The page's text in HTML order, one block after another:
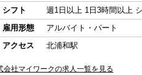
シフト
週1日以上 1日3時間以上
雇用形態
アルバイト・パート
アクセス
北浦和駅
会社マイワークの求人一覧を見る